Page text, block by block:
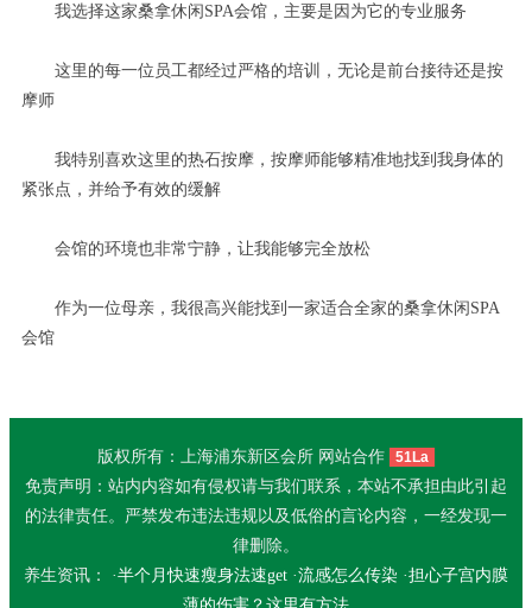
我选择这家桑拿休闲SPA会馆，主要是因为它的专业服务
这里的每一位员工都经过严格的培训，无论是前台接待还是按
摩师
我特别喜欢这里的热石按摩，按摩师能够精准地找到我身体的
紧张点，并给予有效的缓解
会馆的环境也非常宁静，让我能够完全放松
作为一位母亲，我很高兴能找到一家适合全家的桑拿休闲SPA
会馆
版权所有：上海浦东新区会所 网站合作 51La
免责声明：站内内容如有侵权请与我们联系，本站不承担由此引起
的法律责任。严禁发布违法违规以及低俗的言论内容，一经发现一
律删除。
养生资讯： ·半个月快速瘦身法速get ·流感怎么传染 ·担心子宫内膜